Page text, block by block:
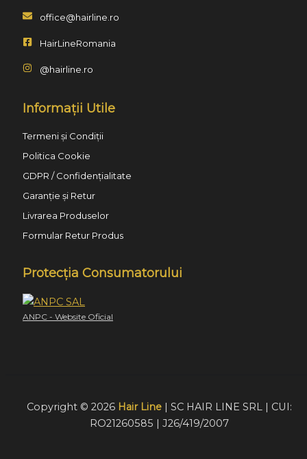
office@hairline.ro
HairLineRomania
@hairline.ro
Informații Utile
Termeni și Condiții
Politica Cookie
GDPR / Confidențialitate
Garanție și Retur
Livrarea Produselor
Formular Retur Produs
Protecția Consumatorului
ANPC - Website Oficial
Copyright © 2026 Hair Line| SC HAIR LINE SRL | CUI:
RO21260585 | J26/419/2007